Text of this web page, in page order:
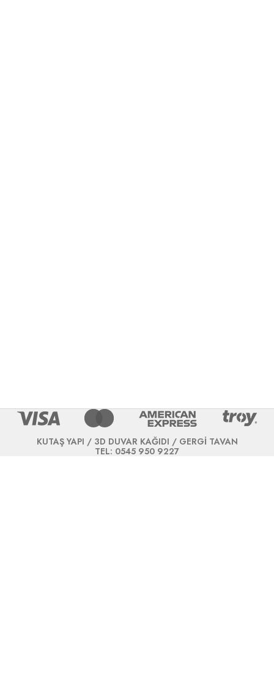
KUTAŞ YAPI / 3D DUVAR KAĞIDI / GERGİ TAVAN
TEL: 0545 950 9227